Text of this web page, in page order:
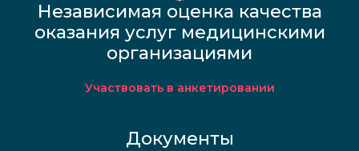
Независимая оценка качества
оказания услуг медицинскими
организациями
Участвовать в анкетировании
Документы